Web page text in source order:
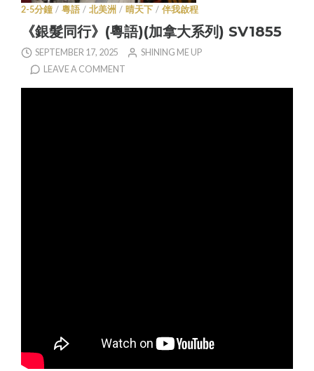
2-5分鐘 / 粵語 / 北美洲 / 晴天下 / 伴我啟程
《銀髮同行》(粵語)(加拿大系列) SV1855
SEPTEMBER 17, 2025
SHINING ME UP
LEAVE A COMMENT